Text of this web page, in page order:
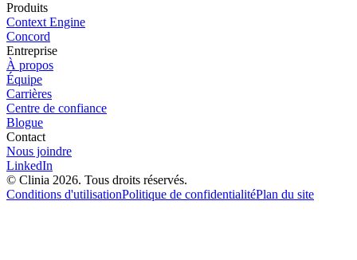
Produits
Context Engine
Concord
Entreprise
À propos
Équipe
Carrières
Centre de confiance
Blogue
Contact
Nous joindre
LinkedIn
© Clinia 2026. Tous droits réservés.
Conditions d'utilisationPolitique de confidentialitéPlan du site